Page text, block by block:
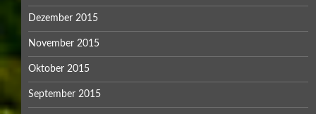
Dezember 2015
November 2015
Oktober 2015
September 2015